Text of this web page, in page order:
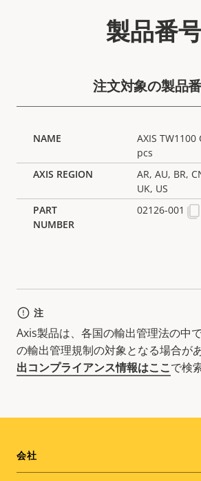
製品番
注文対象の製品
AXIS
pcs
AR, AU, BR,
UK, US
02126-001
注
Axis製品は、各国の輸出管理法の中
の輸出管理規制の対象となる場合が
出コンプライアンス情報はここで検
Footer
会社